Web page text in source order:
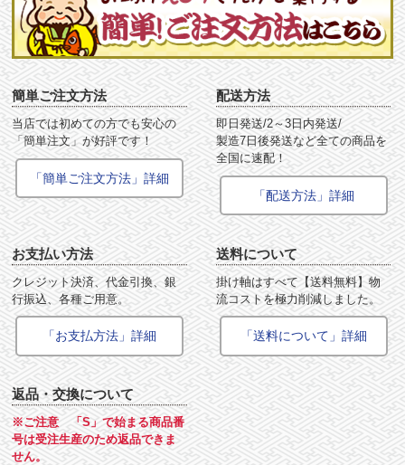
簡単ご注文方法
当店では初めての方でも安心の
「簡単注文」が好評です！
「簡単ご注文方法」詳細
配送方法
即日発送/2～3日内発送/
製造7日後発送など全ての商品を
全国に速配！
「配送方法」詳細
お支払い方法
クレジット決済、代金引換、銀
行振込、各種ご用意。
「お支払方法」詳細
送料について
掛け軸はすべて【送料無料】物
流コストを極力削減しました。
「送料について」詳細
返品・交換について
※ご注意 「S」で始まる商品番
号は受注生産のため返品できま
せん。